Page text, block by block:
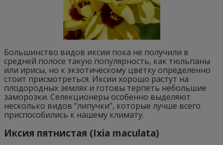
Большинство видов иксии пока не получили в
средней полосе такую популярность, как тюльпаны
или ирисы, но к экзотическому цветку определенно
стоит присмотреться. Иксии хорошо растут на
плодородных землях и готовы терпеть небольшие
заморозки. Селекционеры особенно выделяют
несколько видов “липучки”, которые лучше всего
приспособились к нашему климату.
Иксия пятнистая (Ixia maculata)